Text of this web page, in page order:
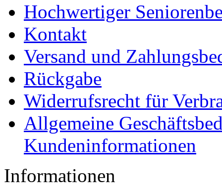
Hochwertiger
Kontakt
Versand und
Rückgabe
Widerrufsrecht für
Allgemeine
Kundeninformationen
Informationen